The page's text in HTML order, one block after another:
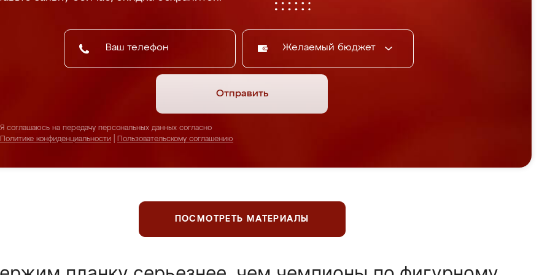
Желаемый бюджет
Отправить
Я соглашаюсь на передачу персональных данных согласно
Политике конфиденциальности
Пользовательскому соглашению
ПОСМОТРЕТЬ МАТЕРИАЛЫ